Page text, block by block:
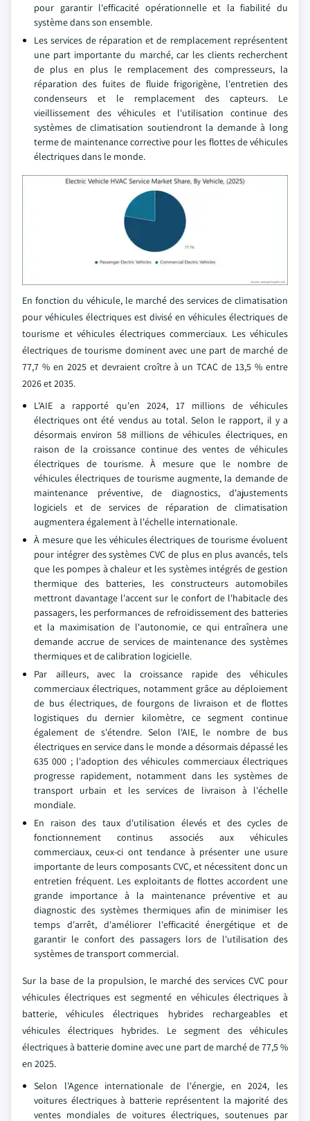
pour garantir l'efficacité opérationnelle et la fiabilité du
système dans son ensemble.
Les services de réparation et de remplacement représentent
une part importante du marché, car les clients recherchent
de plus en plus le remplacement des compresseurs, la
réparation des fuites de fluide frigorigène, l'entretien des
condenseurs et le remplacement des capteurs. Le
vieillissement des véhicules et l'utilisation continue des
systèmes de climatisation soutiendront la demande à long
terme de maintenance corrective pour les flottes de véhicules
électriques dans le monde.
En fonction du véhicule, le marché des services de climatisation
pour véhicules électriques est divisé en véhicules électriques de
tourisme et véhicules électriques commerciaux. Les véhicules
électriques de tourisme dominent avec une part de marché de
77,7 % en 2025 et devraient croître à un TCAC de 13,5 % entre
2026 et 2035.
L'AIE a rapporté qu'en 2024, 17 millions de véhicules
électriques ont été vendus au total. Selon le rapport, il y a
désormais environ 58 millions de véhicules électriques, en
raison de la croissance continue des ventes de véhicules
électriques de tourisme. À mesure que le nombre de
véhicules électriques de tourisme augmente, la demande de
maintenance préventive, de diagnostics, d'ajustements
logiciels et de services de réparation de climatisation
augmentera également à l'échelle internationale.
À mesure que les véhicules électriques de tourisme évoluent
pour intégrer des systèmes CVC de plus en plus avancés, tels
que les pompes à chaleur et les systèmes intégrés de gestion
thermique des batteries, les constructeurs automobiles
mettront davantage l'accent sur le confort de l'habitacle des
passagers, les performances de refroidissement des batteries
et la maximisation de l'autonomie, ce qui entraînera une
demande accrue de services de maintenance des systèmes
thermiques et de calibration logicielle.
Par ailleurs, avec la croissance rapide des véhicules
commerciaux électriques, notamment grâce au déploiement
de bus électriques, de fourgons de livraison et de flottes
logistiques du dernier kilomètre, ce segment continue
également de s'étendre. Selon l'AIE, le nombre de bus
électriques en service dans le monde a désormais dépassé les
635 000 ; l'adoption des véhicules commerciaux électriques
progresse rapidement, notamment dans les systèmes de
transport urbain et les services de livraison à l'échelle
mondiale.
En raison des taux d'utilisation élevés et des cycles de
fonctionnement continus associés aux véhicules
commerciaux, ceux-ci ont tendance à présenter une usure
importante de leurs composants CVC, et nécessitent donc un
entretien fréquent. Les exploitants de flottes accordent une
grande importance à la maintenance préventive et au
diagnostic des systèmes thermiques afin de minimiser les
temps d'arrêt, d'améliorer l'efficacité énergétique et de
garantir le confort des passagers lors de l'utilisation des
systèmes de transport commercial.
Sur la base de la propulsion, le marché des services CVC pour
véhicules électriques est segmenté en véhicules électriques à
batterie, véhicules électriques hybrides rechargeables et
véhicules électriques hybrides. Le segment des véhicules
électriques à batterie domine avec une part de marché de 77,5 %
en 2025.
Selon l'Agence internationale de l'énergie, en 2024, les
voitures électriques à batterie représentent la majorité des
ventes mondiales de voitures électriques, soutenues par